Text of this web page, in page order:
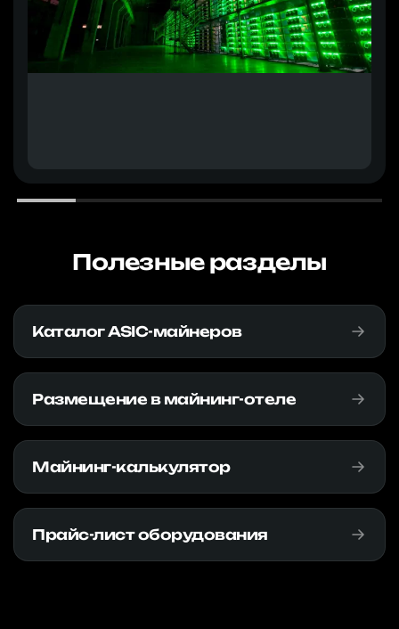
Полезные разделы
Каталог ASIC-майнеров
Размещение в майнинг-отеле
Майнинг-калькулятор
Прайс-лист оборудования